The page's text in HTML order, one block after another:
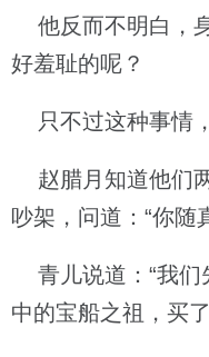
他反而不明白，
好羞耻的呢？
只不过这种事情
赵腊月知道他们
吵架，问道：“你随
青儿说道：“我们
中的宝船之祖，买